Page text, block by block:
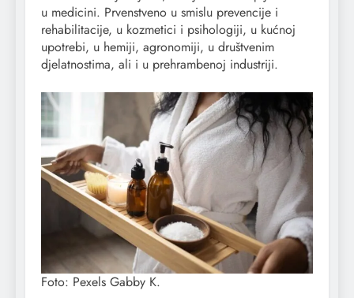
u medicini. Prvenstveno u smislu prevencije i
rehabilitacije, u kozmetici i psihologiji, u kućnoj
upotrebi, u hemiji, agronomiji, u društvenim
djelatnostima, ali i u prehrambenoj industriji.
Foto: Pexels Gabby K.